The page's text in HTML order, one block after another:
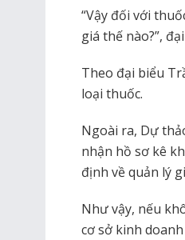
“Vậy đối với
giá thế nào?”,
Theo đại biểu
loại thuốc.
Ngoài ra, Dự
nhận hồ sơ kê
định về quản lý
Như vậy, nếu
cơ sở kinh